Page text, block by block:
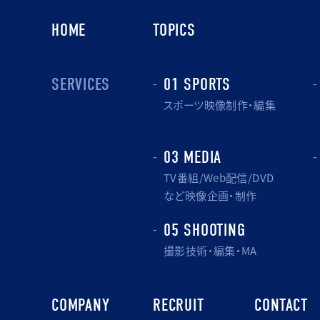
HOME TOPICS
SERVICES 01 SPORTS
スポーツ映像制作・編集
03 MEDIA
TV番組/Web配信/DVD
など映像企画・制作
05 SHOOTING
撮影技術・編集・MA
COMPANY RECRUIT CONTACT